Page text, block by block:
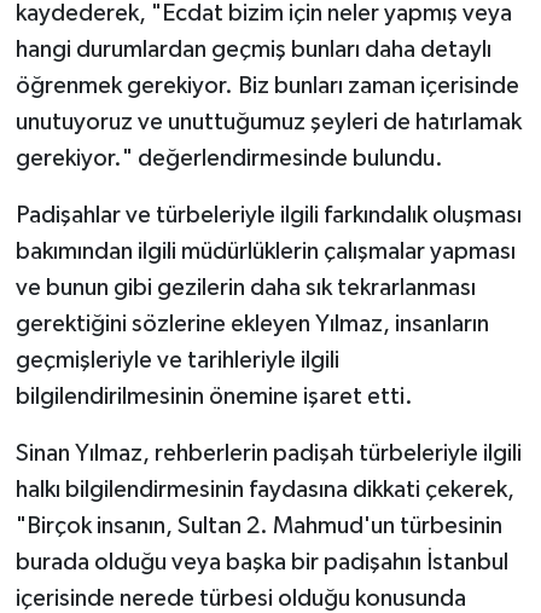
kaydederek, "Ecdat bizim için neler yapmış veya
hangi durumlardan geçmiş bunları daha detaylı
öğrenmek gerekiyor. Biz bunları zaman içerisinde
unutuyoruz ve unuttuğumuz şeyleri de hatırlamak
gerekiyor." değerlendirmesinde bulundu.
Padişahlar ve türbeleriyle ilgili farkındalık oluşması
bakımından ilgili müdürlüklerin çalışmalar yapması
ve bunun gibi gezilerin daha sık tekrarlanması
gerektiğini sözlerine ekleyen Yılmaz, insanların
geçmişleriyle ve tarihleriyle ilgili
bilgilendirilmesinin önemine işaret etti.
Sinan Yılmaz, rehberlerin padişah türbeleriyle ilgili
halkı bilgilendirmesinin faydasına dikkati çekerek,
"Birçok insanın, Sultan 2. Mahmud'un türbesinin
burada olduğu veya başka bir padişahın İstanbul
içerisinde nerede türbesi olduğu konusunda
Malatya Müftülüğü
Manisa Müftülüğü
Mardin Müftülüğü
Mersin Müftülüğü
Muğla Müftülüğü
Muş Müftülüğü
Nevşehir Müftülüğü
Niğde Müftülüğü
Ordu Müftülüğü
Osmaniye Müftülüğü